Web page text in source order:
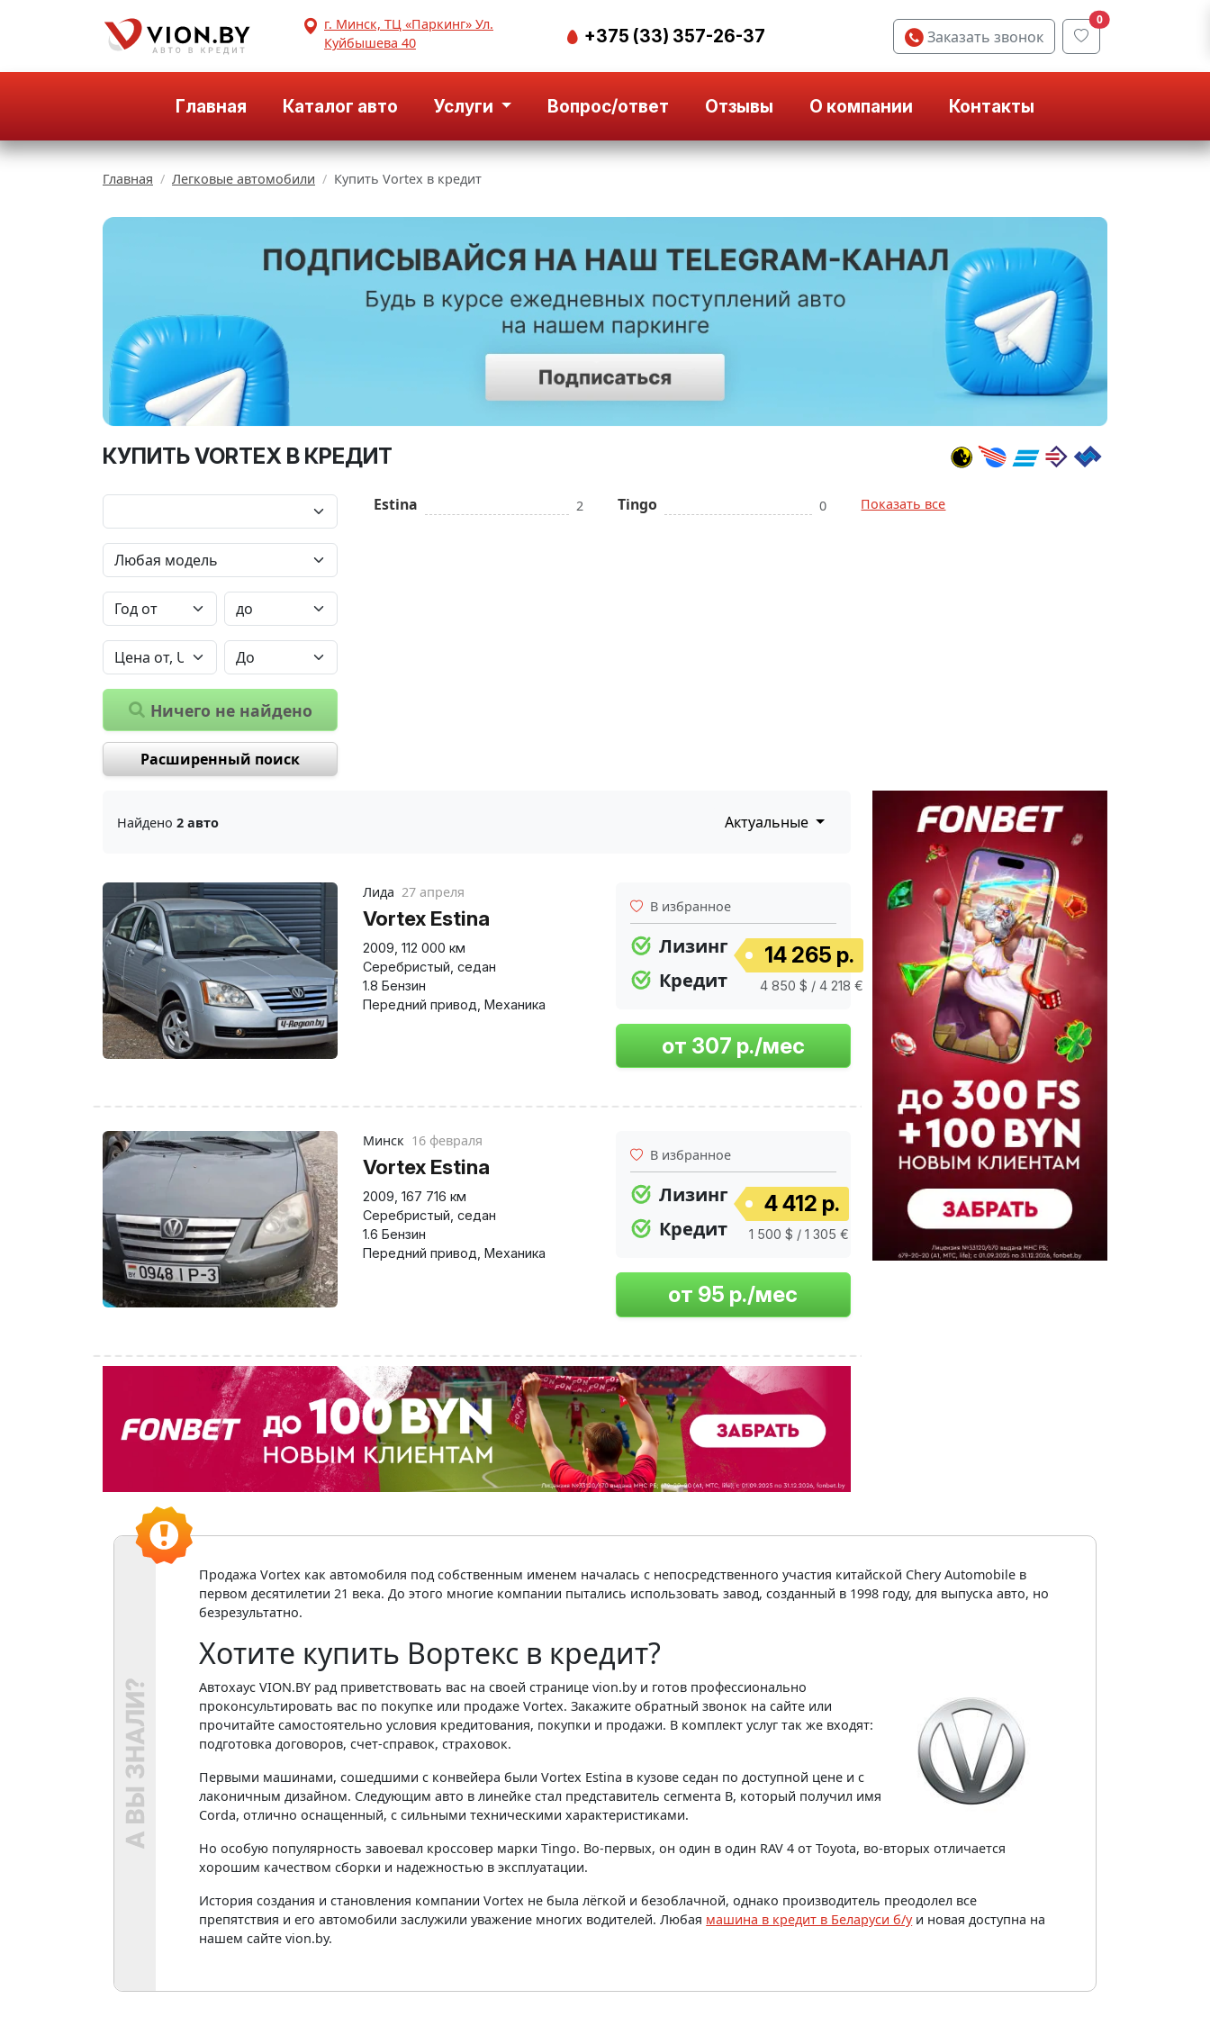
г. Минск, ТЦ «Паркинг» Ул.
Куйбышева 40
+375 (33) 357-26-37 Заказать звонок
0
Главная Каталог авто Услуги Вопрос/ответ Отзывы О компании Контакты
Главная Легковые автомобили Купить Vortex в кредит
КУПИТЬ VORTEX В КРЕДИТ
Ничего не найдено
Расширенный поиск
Estina 2 Tingo 0 Показать все
Найдено 2 авто Актуальные
Лида 27 апреля
Vortex Estina
2009 112 000 км
Серебристый седан
1.8 Бензин
Передний привод Механика
В избранное
Лизинг
Кредит
14 265 р.
4 850 $ / 4 218 €
Минск 16 февраля
Vortex Estina
2009 167 716 км
Серебристый седан
1.6 Бензин
Передний привод Механика
В избранное
Лизинг
Кредит
4 412 р.
1 500 $ / 1 305 €
Продажа Vortex как автомобиля под собственным именем началась с непосредственного участия китайской Chery Automobile в
первом десятилетии 21 века. До этого многие компании пытались использовать завод, созданный в 1998 году, для выпуска авто, но
безрезультатно.
Хотите купить Вортекс в кредит?
Автохаус VION.BY рад приветствовать вас на своей странице vion.by и готов профессионально
проконсультировать вас по покупке или продаже Vortex. Закажите обратный звонок на сайте или
прочитайте самостоятельно условия кредитования, покупки и продажи. В комплект услуг так же входят:
подготовка договоров, счет-справок, страховок.
Первыми машинами, сошедшими с конвейера были Vortex Estina в кузове седан по доступной цене и с
лаконичным дизайном. Следующим авто в линейке стал представитель сегмента B, который получил имя
Corda, отлично оснащенный, с сильными техническими характеристиками.
Но особую популярность завоевал кроссовер марки Tingo. Во-первых, он один в один RAV 4 от Toyota, во-вторых отличается
хорошим качеством сборки и надежностью в эксплуатации.
История создания и становления компании Vortex не была лёгкой и безоблачной, однако производитель преодолел все
препятствия и его автомобили заслужили уважение многих водителей. Любая машина в кредит в Беларуси б/уи новая доступна на
нашем сайте vion.by.